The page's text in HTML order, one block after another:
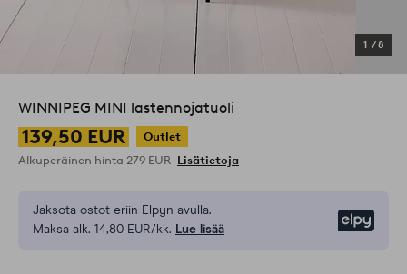
1 /8
WINNIPEG MINI lastennojatuoli
139,50 EUR
Outlet
Alkuperäinen hinta 279 EUR Lisätietoja
Jaksota ostot eriin Elpyn avulla.
Maksa alk. 14,80 EUR/kk. Lue lisää